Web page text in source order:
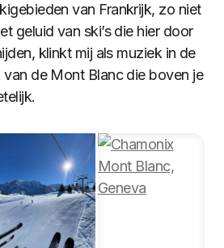
van Frankrijk, zo niet
geluid van ski’s die hier door
klinkt mij als muziek in de
van de Mont Blanc die boven je